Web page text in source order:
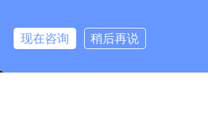
快速链接
15358868788
info@fmcable.com
凤鸣公众号
产品分类
现在咨询 稍后再说